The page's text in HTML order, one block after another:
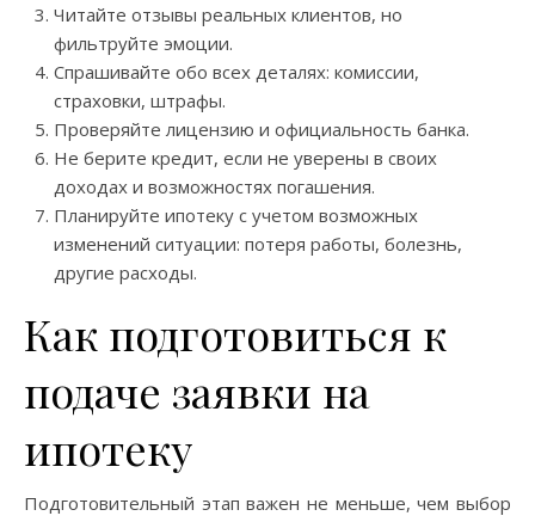
Читайте отзывы реальных клиентов, но
фильтруйте эмоции.
Спрашивайте обо всех деталях: комиссии,
страховки, штрафы.
Проверяйте лицензию и официальность банка.
Не берите кредит, если не уверены в своих
доходах и возможностях погашения.
Планируйте ипотеку с учетом возможных
изменений ситуации: потеря работы, болезнь,
другие расходы.
Как подготовиться к
подаче заявки на
ипотеку
Подготовительный этап важен не меньше, чем выбор